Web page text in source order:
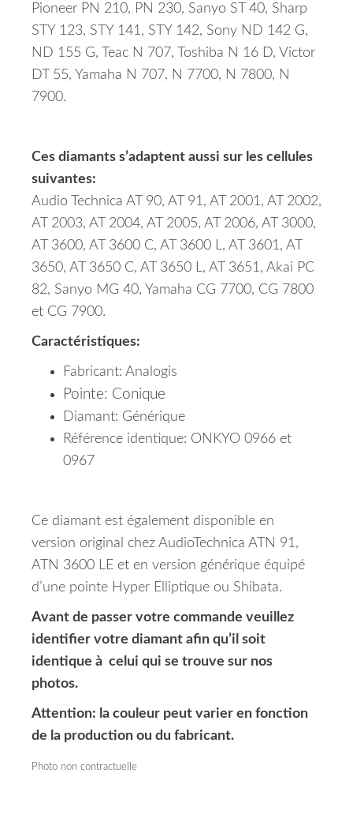
Pioneer PN 210, PN 230, Sanyo ST 40, Sharp
STY 123, STY 141, STY 142, Sony ND 142 G,
ND 155 G, Teac N 707, Toshiba N 16 D, Victor
DT 55, Yamaha N 707, N 7700, N 7800, N
7900.
Ces diamants s’adaptent aussi sur les cellules
suivantes:
Audio Technica AT 90, AT 91, AT 2001, AT 2002,
AT 2003, AT 2004, AT 2005, AT 2006, AT 3000,
AT 3600, AT 3600 C, AT 3600 L, AT 3601, AT
3650, AT 3650 C, AT 3650 L, AT 3651, Akai PC
82, Sanyo MG 40, Yamaha CG 7700, CG 7800
et CG 7900.
Caractéristiques:
Fabricant: Analogis
Pointe: Conique
Diamant: Générique
Référence identique: ONKYO 0966 et
0967
Ce diamant est également disponible en
version original chez AudioTechnica ATN 91,
ATN 3600 LE et en version générique équipé
d’une pointe Hyper Elliptique ou Shibata.
Avant de passer votre commande veuillez
identifier votre diamant afin qu’il soit
identique à celui qui se trouve sur nos
photos.
Attention: la couleur peut varier en fonction
de la production ou du fabricant.
Photo non contractuelle